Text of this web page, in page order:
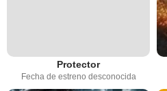
Protector
Fecha de estreno desconocida